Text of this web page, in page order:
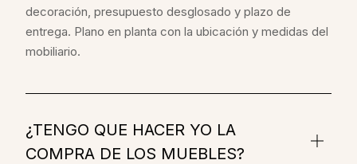
decoración, presupuesto desglosado y plazo de
entrega. Plano en planta con la ubicación y medidas del
mobiliario.
¿TENGO QUE HACER YO LA
COMPRA DE LOS MUEBLES?